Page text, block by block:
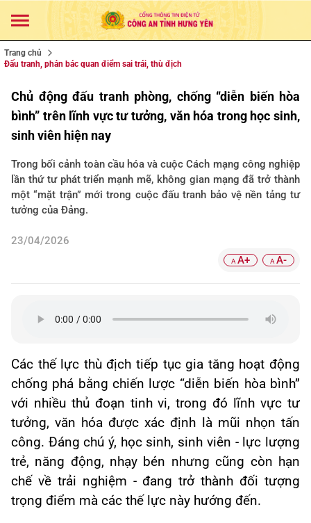
Trang chủ
Đấu tranh, phản bác quan điểm sai trái, thù địch
Chủ động đấu tranh phòng, chống “diễn biến hòa
bình” trên lĩnh vực tư tưởng, văn hóa trong học sinh,
sinh viên hiện nay
Trong bối cảnh toàn cầu hóa và cuộc Cách mạng công nghiệp
lần thứ tư phát triển mạnh mẽ, không gian mạng đã trở thành
một “mặt trận” mới trong cuộc đấu tranh bảo vệ nền tảng tư
tưởng của Đảng.
23/04/2026
A A+ A A-
Các thế lực thù địch tiếp tục gia tăng hoạt động
chống phá bằng chiến lược “diễn biến hòa bình”
với nhiều thủ đoạn tinh vi, trong đó lĩnh vực tư
tưởng, văn hóa được xác định là mũi nhọn tấn
công. Đáng chú ý, học sinh, sinh viên - lực lượng
trẻ, năng động, nhạy bén nhưng cũng còn hạn
chế về trải nghiệm - đang trở thành đối tượng
trọng điểm mà các thế lực này hướng đến.